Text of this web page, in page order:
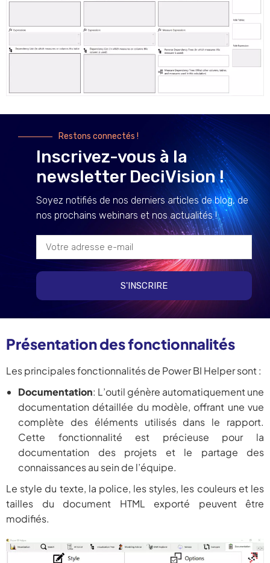
Restons connectés !
Inscrivez-vous à la
newsletter DeciVision !
Soyez notifiés de nos derniers articles de blog, de
nos prochains webinars et nos actualités !
S'INSCRIRE
Présentation des fonctionnalités
Les principales fonctionnalités de Power BI Helper sont :
Documentation: L’outil génère automatiquement une
documentation détaillée du modèle, offrant une vue
complète des éléments utilisés dans le rapport.
Cette fonctionnalité est précieuse pour la
documentation des projets et le partage des
connaissances au sein de l’équipe.
Le style du texte, la police, les styles, les couleurs et les
tailles du document HTML exporté peuvent être
modifiés.